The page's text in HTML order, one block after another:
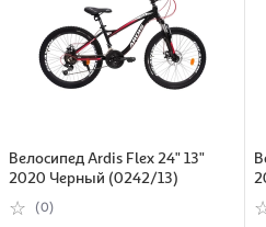
Велосипед Ardis Flex 24" 13"
2020 Черный (0242/13)
(0)